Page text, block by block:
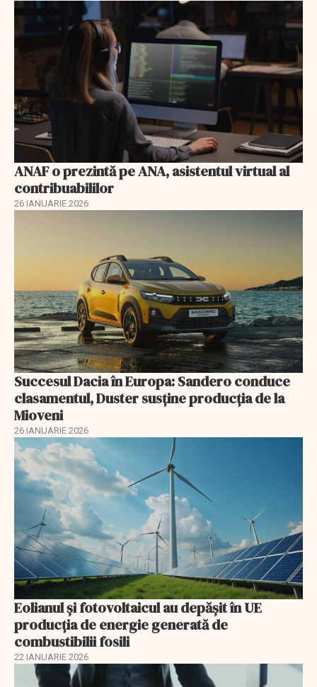
ANAF o prezintă pe ANA, asistentul virtual al
contribuabililor
26 IANUARIE 2026
Succesul Dacia în Europa: Sandero conduce
clasamentul, Duster susține producția de la
Mioveni
26 IANUARIE 2026
Eolianul și fotovoltaicul au depășit în UE
producția de energie generată de
combustibilii fosili
22 IANUARIE 2026